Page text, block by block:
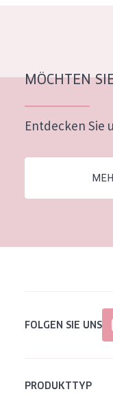
Jedes alter
MÖCHTEN
Entdecken Sie
FOLGEN SIE UNS
PRODUKTTYP